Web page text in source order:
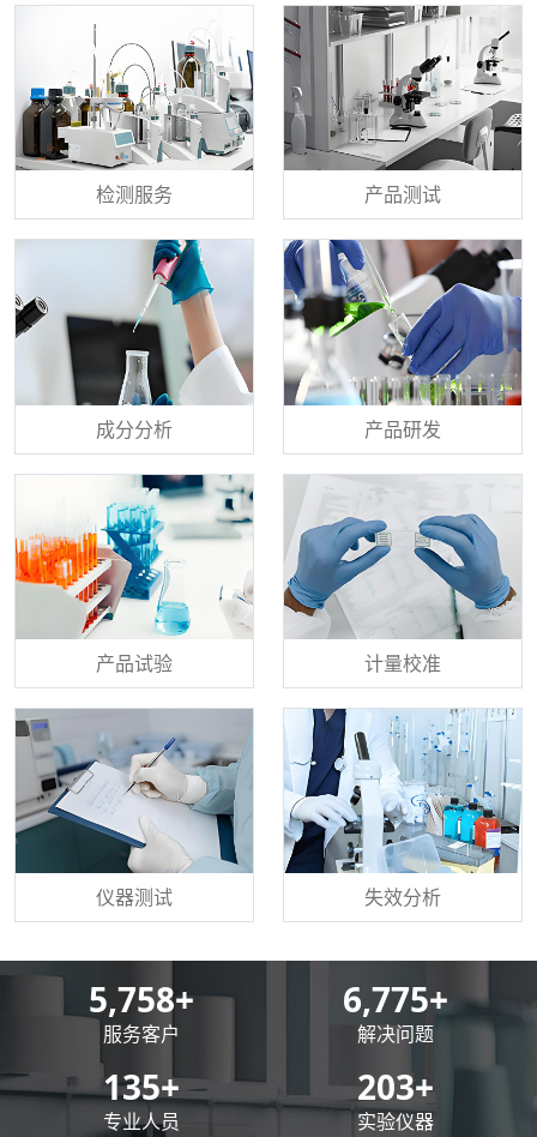
检测服务 产品测试
成分分析 产品研发
产品试验 计量校准
仪器测试 失效分析
8,500+
服务客户
10,000+
解决问题
200+
专业人员
300+
实验仪器